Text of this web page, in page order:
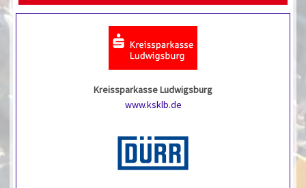
Kreissparkasse Ludwigsburg
www.ksklb.de